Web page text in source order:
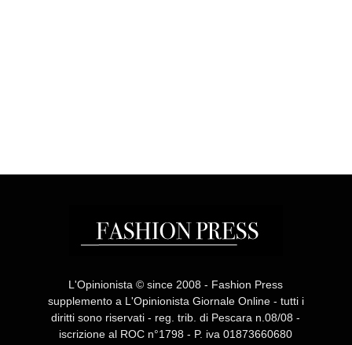
L'Opinionista © since 2008 - Fashion Press
supplemento a L'Opinionista Giornale Online - tutti i
diritti sono riservati - reg. trib. di Pescara n.08/08 -
iscrizione al ROC n°1798 - P. iva 01873660680